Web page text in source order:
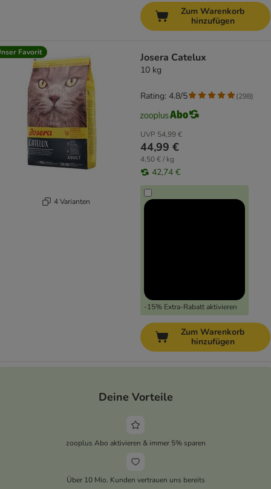
Zum Warenkorb
hinzufügen
Favorit
4 Varianten
Josera Catelux
10 kg
UVP 54,99 €
44,99 €
4,50 € / kg
42,74 €
-15% Extra-Rabatt aktivieren
Rating: 4.8/5 (298)
Zum Warenkorb
hinzufügen
Deine Vorteile
zooplus Abo aktivieren & immer 5% sparen
Über 10 Mio. Kunden vertrauen uns bereits